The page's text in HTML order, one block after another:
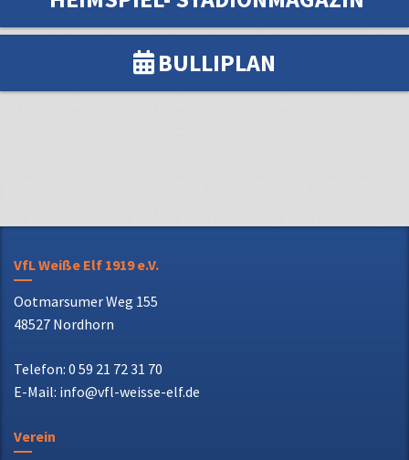
BULLIPLAN
48527 Nordhorn
Telefon: 0 59 21 72 31 70
Verein
Ehrenrat